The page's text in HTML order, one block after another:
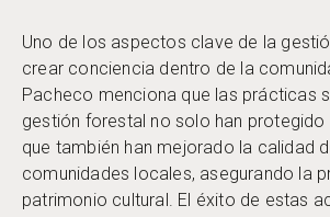
Uno de los aspectos clave de la
crear conciencia dentro de la
Pacheco menciona que las prácticas
gestión forestal no solo han protegido
que también han mejorado la calidad
comunidades locales, asegurando la
patrimonio cultural. El éxito de estas